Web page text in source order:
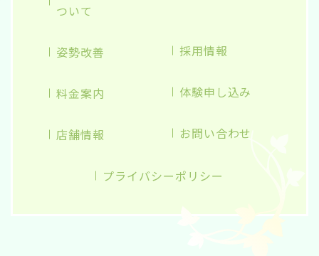
ついて
姿勢改善
料金案内
店舗情報
採用情報
体験申し込み
お問い合わせ
プライバシーポリシー